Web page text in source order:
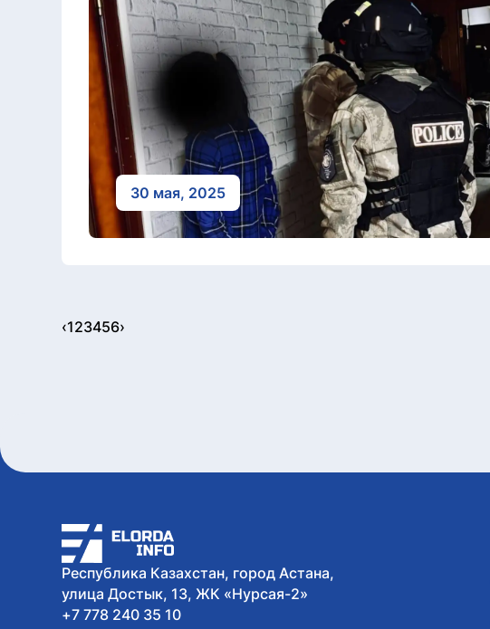
30 мая, 2025
‹123456›
Республика Казахстан, город Астана,
улица Достык, 13, ЖК «Нурсая-2»
+7 778 240 35 10